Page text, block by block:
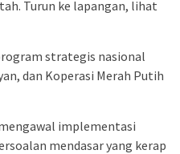
Turun ke lapangan, lihat
strategis nasional
dan Koperasi Merah Putih
implementasi
mendasar yang kerap